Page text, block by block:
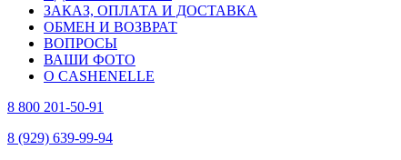
ЗАКАЗ, ОПЛАТА И ДОСТАВКА
ОБМЕН И ВОЗВРАТ
ВОПРОСЫ
ВАШИ ФОТО
О CASHENELLE
8 800 201-50-91
8 (929) 639-99-94